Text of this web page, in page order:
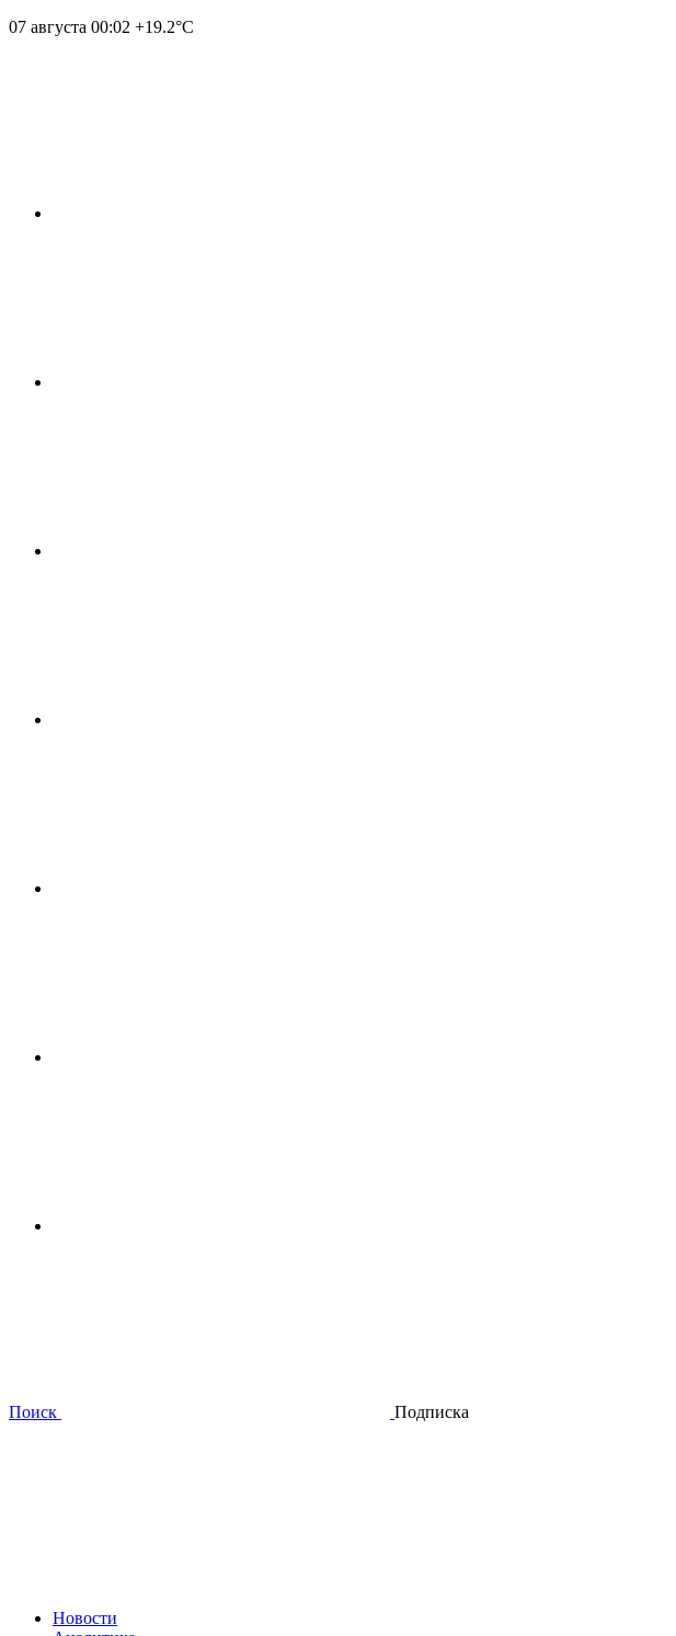
07 августа 00:02 +19.2°С
Поиск Подписка
Новости